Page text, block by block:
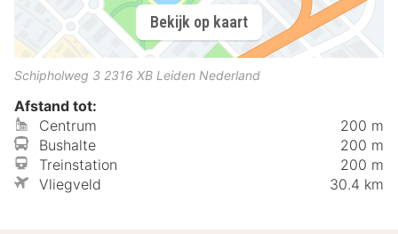
Bekijk op kaart
Schipholweg 3 2316 XB Leiden Nederland
Afstand tot:
Centrum
200 m
Bushalte
200 m
Treinstation
200 m
Vliegveld
30.4 km